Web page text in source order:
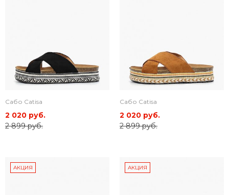
Сабо Catisa
2 020 руб.
2 899 руб.
Сабо Catisa
2 020 руб.
2 899 руб.
АКЦИЯ АКЦИЯ